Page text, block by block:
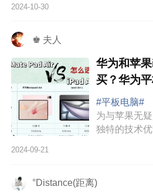
绍下小米平
2024-10-30
♚ 夫人
华为和苹
买？华为
个好
#平板电脑#
为与苹果无
独特的技术
介绍下华为
2024-09-21
°Distance(距离)